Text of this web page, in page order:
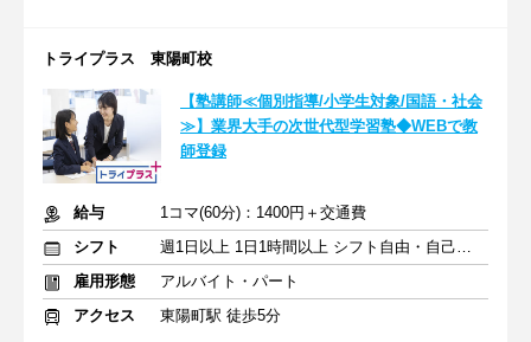
トライプラス 東陽町校
【塾講師≪個別指導/小学生対象/国語・社会
≫】業界大手の次世代型学習塾◆WEBで教
師登録
給与
1コマ(60分)：1400円＋交通費
シフト
週1日以上 1日1時間以上 シフト自由・自己申告
雇用形態
アルバイト・パート
アクセス
東陽町駅 徒歩5分